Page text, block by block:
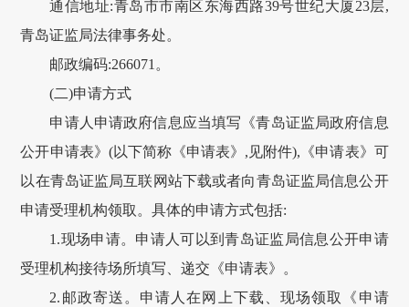
通信地址:青岛市市南区东海西路39号世纪大厦23层,
青岛证监局法律事务处。
邮政编码:266071。
(二)申请方式
申请人申请政府信息应当填写《青岛证监局政府信息
公开申请表》(以下简称《申请表》,见附件),《申请表》可
以在青岛证监局互联网站下载或者向青岛证监局信息公开
申请受理机构领取。具体的申请方式包括:
1.现场申请。申请人可以到青岛证监局信息公开申请
受理机构接待场所填写、递交《申请表》。
2.邮政寄送。申请人在网上下载、现场领取《申请